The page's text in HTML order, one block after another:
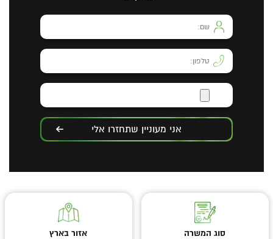
אני מעוניין שתחזרו אלי
סוג המשרה אזור בארץ